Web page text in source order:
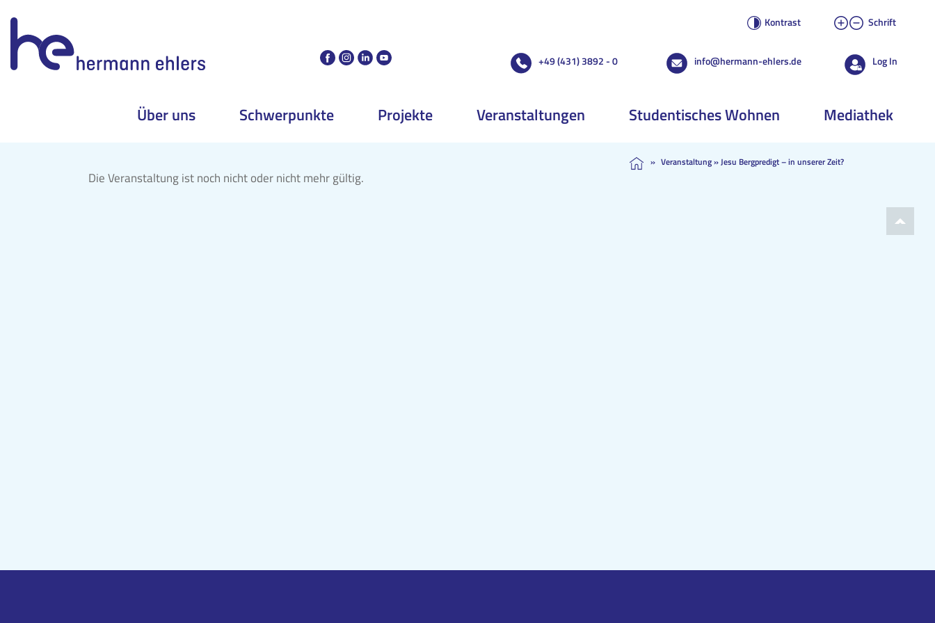
Kontrast Schrift
+49 (431) 3892 - 0 info@hermann-ehlers.de Log In
Über uns Schwerpunkte Projekte Veranstaltungen Studentisches Wohnen Mediathek
» Veranstaltung»Jesu Bergpredigt – in unserer Zeit?
Die Veranstaltung ist noch nicht oder nicht mehr gültig.